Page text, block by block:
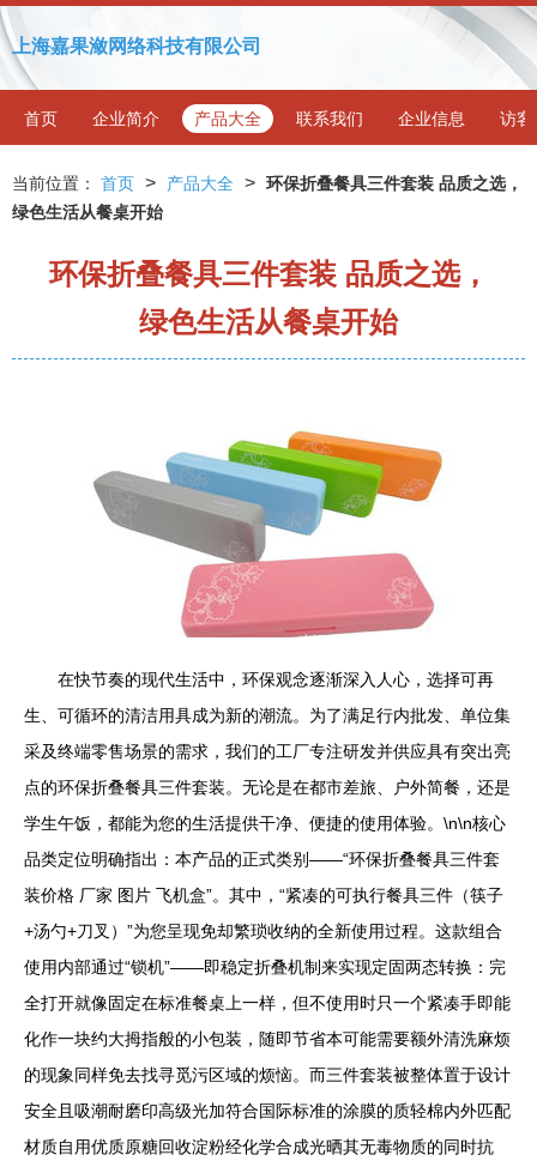
上海嘉果潋网络科技有限公司
首页 企业简介 产品大全 联系我们 企业信息 访客
当前位置： 首页 > 产品大全 > 环保折叠餐具三件套装 品质之选，
绿色生活从餐桌开始
环保折叠餐具三件套装 品质之选，
绿色生活从餐桌开始
在快节奏的现代生活中，环保观念逐渐深入人心，选择可再
生、可循环的清洁用具成为新的潮流。为了满足行内批发、单位集
采及终端零售场景的需求，我们的工厂专注研发并供应具有突出亮
点的环保折叠餐具三件套装。无论是在都市差旅、户外简餐，还是
学生午饭，都能为您的生活提供干净、便捷的使用体验。\n\n核心
品类定位明确指出：本产品的正式类别——“环保折叠餐具三件套
装价格 厂家 图片 飞机盒”。其中，“紧凑的可执行餐具三件（筷子
+汤勺+刀叉）”为您呈现免却繁琐收纳的全新使用过程。这款组合
使用内部通过“锁机”——即稳定折叠机制来实现定固两态转换：完
全打开就像固定在标准餐桌上一样，但不使用时只一个紧凑手即能
化作一块约大拇指般的小包装，随即节省本可能需要额外清洗麻烦
的现象同样免去找寻觅污区域的烦恼。而三件套装被整体置于设计
安全且吸潮耐磨印高级光加符合国际标准的涂膜的质轻棉内外匹配
材质自用优质原糖回收淀粉经化学合成光晒其无毒物质的同时抗